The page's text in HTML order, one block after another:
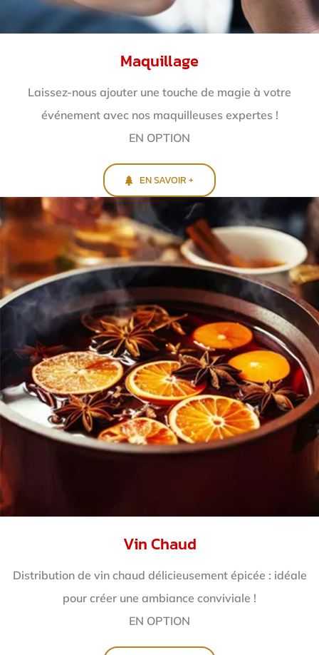
Maquillage
Laissez-nous ajouter une touche de magie à votre
événement avec nos maquilleuses expertes !
EN OPTION
EN SAVOIR +
Vin Chaud
Distribution de vin chaud délicieusement épicée : idéale
pour créer une ambiance conviviale !
EN OPTION